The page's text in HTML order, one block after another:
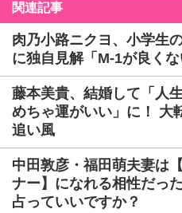
関連記事
肉乃小路ニクヨ、小学生
に独自見解「M-1が良くな
藤本美貴、結婚して「人
めちゃ運がいい」に！ 大
追い風
中田敦彦・福田萌夫妻は
ナー】になれる相性だっ
占っていいですか？